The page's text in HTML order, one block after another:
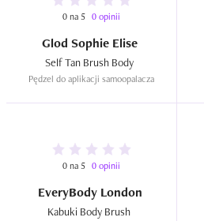
0 na 5 0 opinii
Glod Sophie Elise
Pędzel do aplikacji samoopalacza
0 na 5 0 opinii
EveryBody London